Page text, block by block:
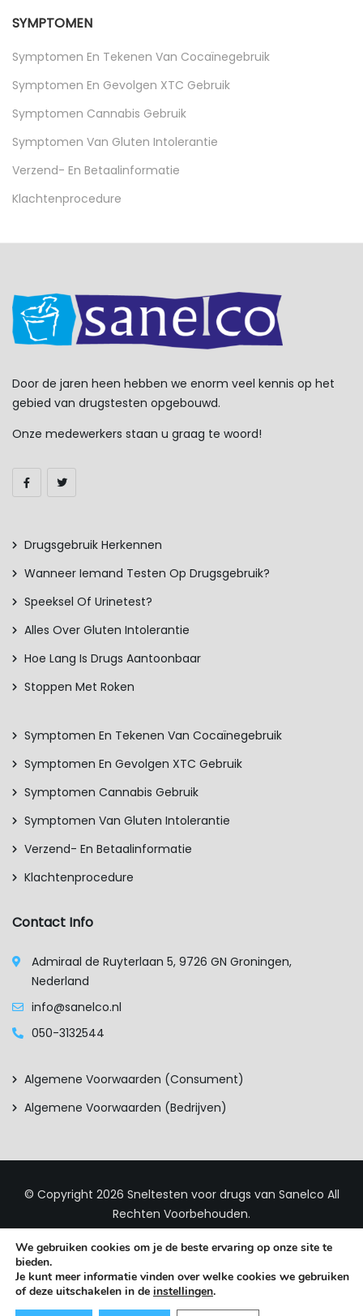
SYMPTOMEN
Symptomen En Tekenen Van Cocaïnegebruik
Symptomen En Gevolgen XTC Gebruik
Symptomen Cannabis Gebruik
Symptomen Van Gluten Intolerantie
Verzend- En Betaalinformatie
Klachtenprocedure
Door de jaren heen hebben we enorm veel kennis op het
gebied van drugstesten opgebouwd.
Onze medewerkers staan u graag te woord!
Drugsgebruik Herkennen
Wanneer Iemand Testen Op Drugsgebruik?
Speeksel Of Urinetest?
Alles Over Gluten Intolerantie
Hoe Lang Is Drugs Aantoonbaar
Stoppen Met Roken
Symptomen En Tekenen Van Cocaïnegebruik
Symptomen En Gevolgen XTC Gebruik
Symptomen Cannabis Gebruik
Symptomen Van Gluten Intolerantie
Verzend- En Betaalinformatie
Klachtenprocedure
Contact Info
Admiraal de Ruyterlaan 5, 9726 GN Groningen,
Nederland
info@sanelco.nl
050-3132544
Algemene Voorwaarden (consument)
Algemene Voorwaarden (bedrijven)
© Copyright 2026 Sneltesten voor drugs van Sanelco All
Rechten Voorbehouden.
We gebruiken cookies om je de beste ervaring op onze site te
bieden.
Je kunt meer informatie vinden over welke cookies we gebruiken
of deze uitschakelen in de instellingen.